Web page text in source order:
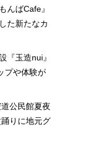
んばCafe』
た新たなカ
『玉造nui』
プや体験が
公民館夏夜
りに地元グ